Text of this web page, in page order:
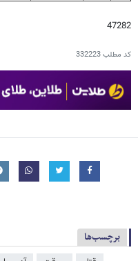
47282
کد مطلب332223
برچسب‌ها